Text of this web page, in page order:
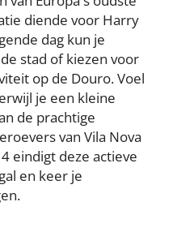
diende voor Harry
dag kun je
stad of kiezen voor
op de Douro. Voel
je een kleine
de prachtige
van Vila Nova
eindigt deze actieve
en keer je